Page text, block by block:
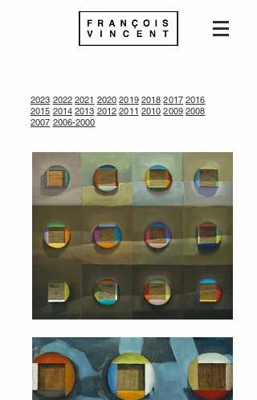
2023 2022 2021 2020 2019 2018 2017 2016
2015 2014 2013 2012 2011 2010 2009 2008
2007 2006-2000